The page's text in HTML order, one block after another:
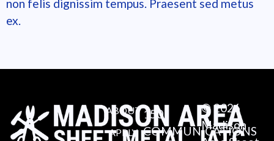
non felis dignissim tempus. Praesent sed metus
ex.
ABOUT
APPLY
150
COMMUNICATIONS
© 2026
Madison